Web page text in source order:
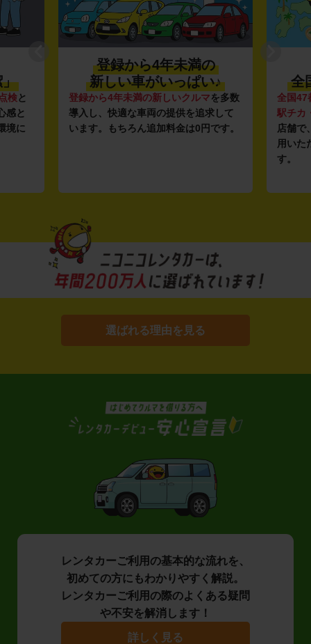
」
検と
感と
境に
登録から4年未満の
新しい車がいっぱい♪
登録から4年未満の新しいクルマを多数
導入し、快適な車両の提供を追求して
います。もちろん追加料金は0円です。
全
全国47
駅チカ
店舗で
用いた
す。
選ばれる理由を見る
レンタカーご利用の基本的な流れを、
初めての方にもわかりやすく解説。
レンタカーご利用の際のよくある疑問
や不安を解消します！
詳しく見る